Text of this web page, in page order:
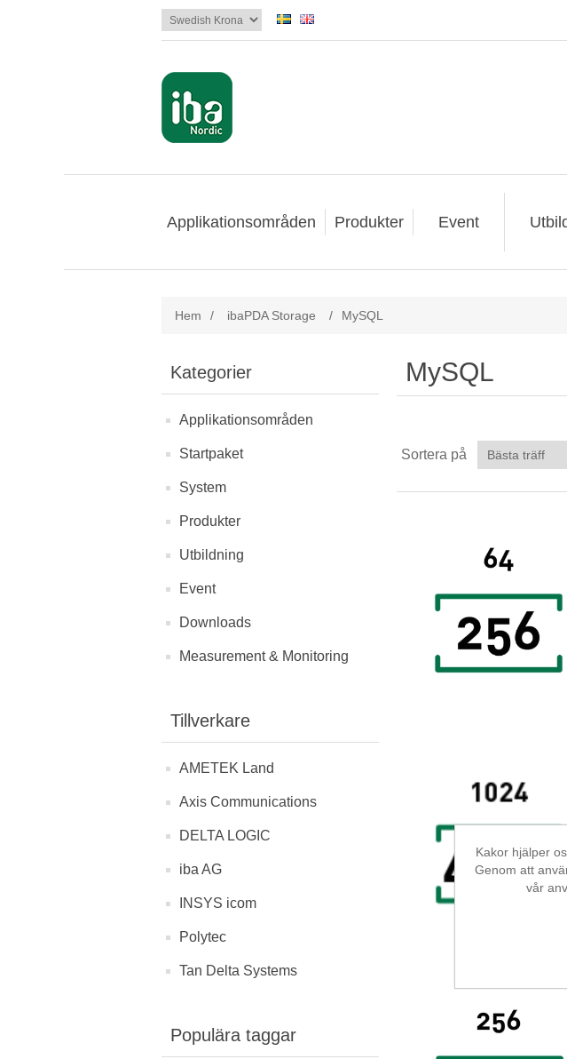
Applikationsområden Produkter Event
Hem / ibaPDA Storage / MySQL
Kategorier
Applikationsområden
Startpaket
System
Produkter
Utbildning
Event
Downloads
Measurement & Monitoring
Tillverkare
AMETEK Land
Axis Communications
DELTA LOGIC
iba AG
INSYS icom
Polytec
Tan Delta Systems
Populära taggar
MySQL
Sortera på
Kakor hjälper
Genom att
vår